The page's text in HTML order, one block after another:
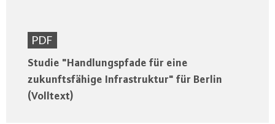
PDF
Studie "Handlungspfade für eine
zukunftsfähige Infrastruktur" für Berlin
(Volltext)